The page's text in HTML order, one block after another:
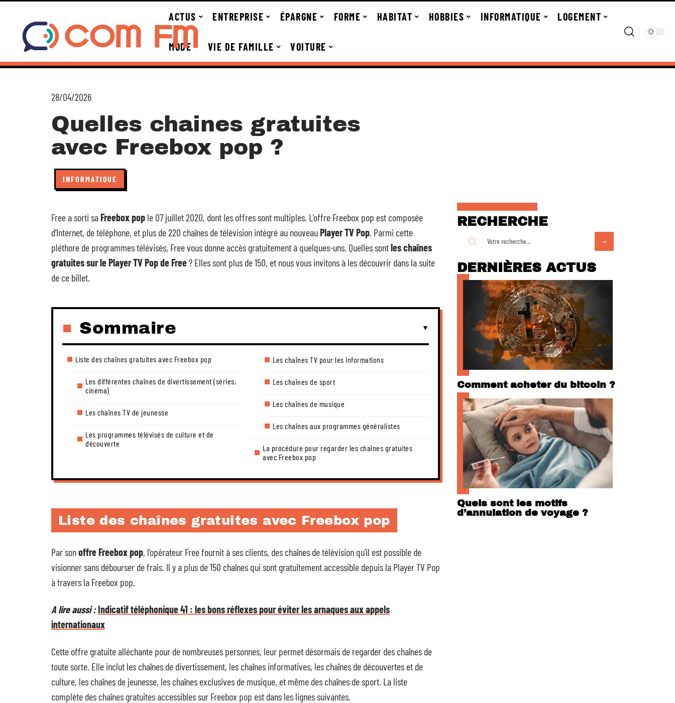
ACTUS ENTREPRISE ÉPARGNE FORME HABITAT HOBBIES INFORMATIQUE LOGEMENT
MODE VIE DE FAMILLE VOITURE
28/04/2026
Quelles chaines gratuites
avec Freebox pop ?
INFORMATIQUE
Free a sorti saFreebox pop le 07 juillet 2020, dont les offres sont multiples. L’offre Freebox pop est composée
d’Internet, de téléphone, et plus de 220 chaînes de télévision intégré au nouveauPlayer TV Pop. Parmi cette
pléthore de programmes télévisés, Free vous donne accès gratuitement à quelques-uns. Quelles sontles chaînes
gratuites sur le Player TV Pop de Free? Elles sont plus de 150, et nous vous invitons à les découvrir dans la suite
de ce billet.
Sommaire
Liste des chaînes gratuites avec Freebox pop
Les différentes chaînes de divertissement (séries,
cinéma)
Les chaînes TV de jeunesse
Les programmes télévisés de culture et de
découverte
Les chaînes TV pour les informations
Les chaînes de sport
Les chaînes de musique
Les chaînes aux programmes généralistes
La procédure pour regarder les chaînes gratuites
avec Freebox pop
Liste des chaînes gratuites avec Freebox pop
Par sonoffre Freebox pop, l’opérateur Free fournit à ses clients, des chaînes de télévision qu’il est possible de
visionner sans débourser de frais. Il y a plus de 150 chaînes qui sont gratuitement accessible depuis la Player TV Pop
à travers la Freebox pop.
A lire aussi :Indicatif téléphonique 41 : les bons réflexes pour éviter les arnaques aux appels
internationaux
Cette offre gratuite alléchante pour de nombreuses personnes, leur permet désormais de regarder des chaînes de
toute sorte. Elle inclut les chaînes de divertissement, les chaînes informatives, les chaînes de découvertes et de
culture, les chaînes de jeunesse, les chaînes exclusives de musique, et même des chaînes de sport. La liste
complète des chaînes gratuites accessibles sur Freebox pop est dans les lignes suivantes.
RECHERCHE
DERNIÈRES ACTUS
Comment acheter du bitcoin ?
Quels sont les motifs
d’annulation de voyage ?